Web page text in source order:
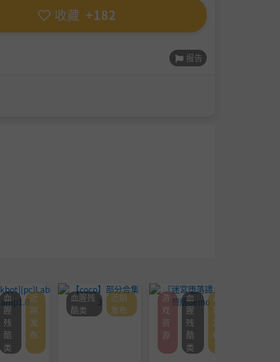
收藏 +182
报告
血
腥
残
酷
类
近
期
发
布
血腥残
酷类
近期
发布
游
戏
资
源
血
腥
残
酷
类
近
期
发
布